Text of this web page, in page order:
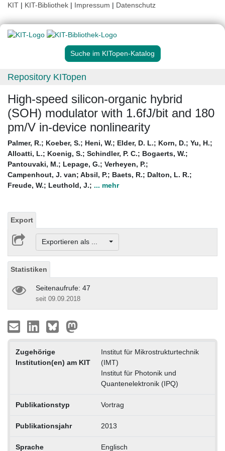
KIT | KIT-Bibliothek | Impressum | Datenschutz
Suche im KITopen-Katalog
Repository KITopen
High-speed silicon-organic hybrid
(SOH) modulator with 1.6fJ/bit and 180
pm/V in-device nonlinearity
Palmer, R.; Koeber, S.; Heni, W.; Elder, D. L.; Korn, D.; Yu, H.;
Alloatti, L.; Koenig, S.; Schindler, P. C.; Bogaerts, W.;
Pantouvaki, M.; Lepage, G.; Verheyen, P.;
Campenhout, J. van; Absil, P.; Baets, R.; Dalton, L. R.;
Freude, W.; Leuthold, J.; ... mehr
Export
Exportieren als ...
Statistiken
Seitenaufrufe: 47
seit 09.09.2018
Zugehörige
Institution(en) am KIT
Institut für Mikrostrukturtechnik
(IMT)
Institut für Photonik und
Quantenelektronik (IPQ)
Publikationstyp Vortrag
Publikationsjahr 2013
Sprache Englisch